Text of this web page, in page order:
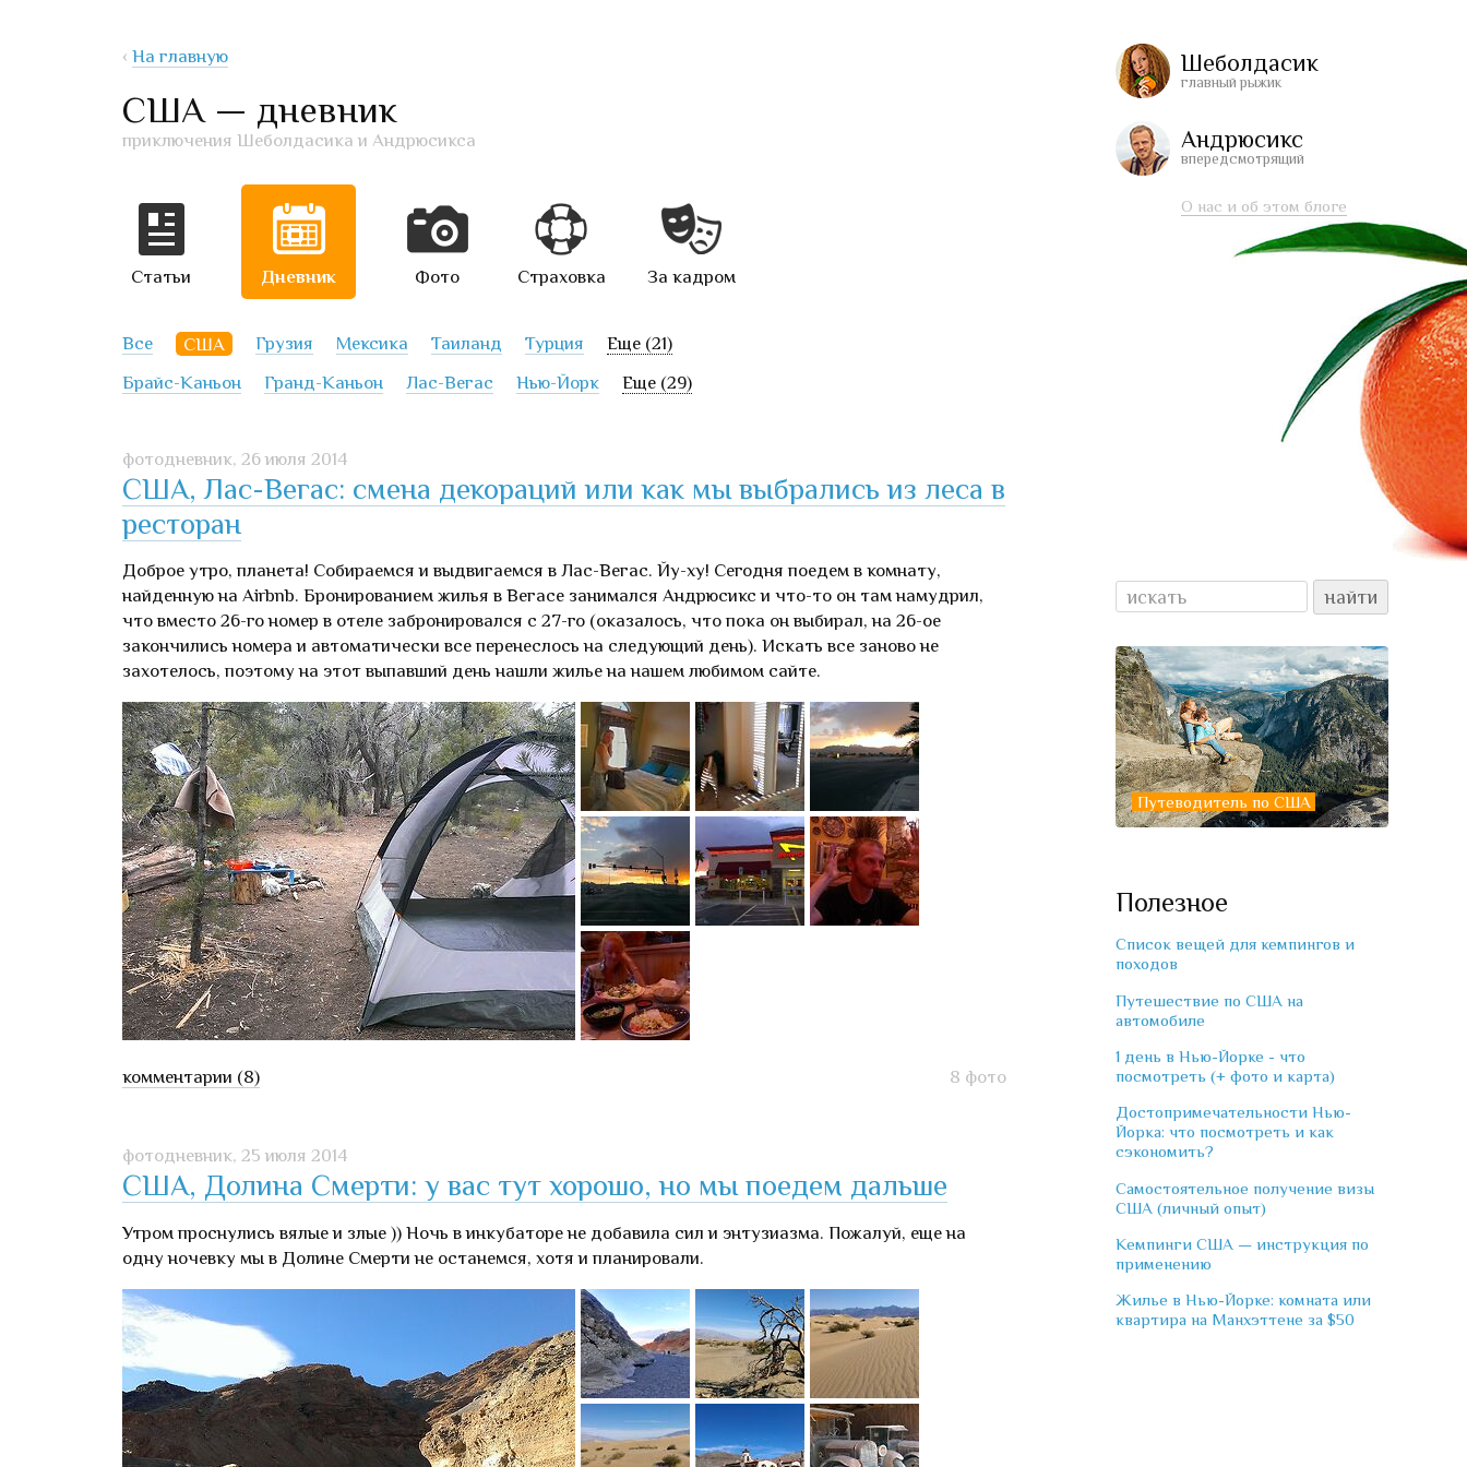
‹ На главную
США — дневник
приключения Шеболдасика и Андрюсикса
Статьи Дневник Фото Страховка За кадром
Все США Грузия Мексика Таиланд Турция
Еще (21)
Брайс-Каньон
Гранд-Каньон Лас-Вегас Нью-Йорк Еще (29)
фотодневник, 26 июля 2014
США, Лас-Вегас: смена декораций или как мы выбрались из леса в
ресторан
Доброе утро, планета! Собираемся и выдвигаемся в Лас-Вегас. Йу-ху! Сегодня поедем в комнату,
найденную на Airbnb. Бронированием жилья в Вегасе занимался Андрюсикс и что-то он там намудрил,
что вместо 26-го номер в отеле забронировался с 27-го (оказалось, что пока он выбирал, на 26-ое
закончились номера и автоматически все перенеслось на следующий день). Искать все заново не
захотелось, поэтому на этот выпавший день нашли жилье на нашем любимом сайте.
комментарии (8) 8 фото
фотодневник, 25 июля 2014
США, Долина Смерти: у вас тут хорошо, но мы поедем дальше
Утром проснулись вялые и злые )) Ночь в инкубаторе не добавила сил и энтузиазма. Пожалуй, еще на
одну ночевку мы в Долине Смерти не останемся, хотя и планировали.
Шеболдасик
главный рыжик
Андрюсикс
впередсмотрящий
О нас и об этом блоге
Путеводитель по США
Полезное
Список вещей для кемпингов и
походов
Путешествие по США на
автомобиле
1 день в Нью-Йорке - что
посмотреть (+ фото и карта)
Достопримечательности Нью-
Йорка: что посмотреть и как
сэкономить?
Самостоятельное получение визы
США (личный опыт)
Кемпинги США — инструкция по
применению
Жилье в Нью-Йорке: комната или
квартира на Манхэттене за $50